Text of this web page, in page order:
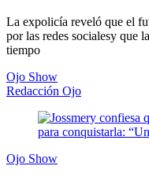
La expolicía reveló que el
por las redes socialesy que
tiempo
Ojo Show
Redacción Ojo
Ojo Show